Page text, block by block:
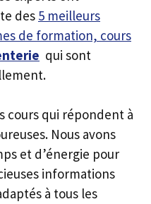
des 5 meilleurs
de formation, cours
qui sont
cours qui répondent à
Nous avons
et d’énergie pour
informations
à tous les